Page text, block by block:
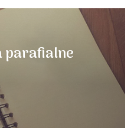
parafialne